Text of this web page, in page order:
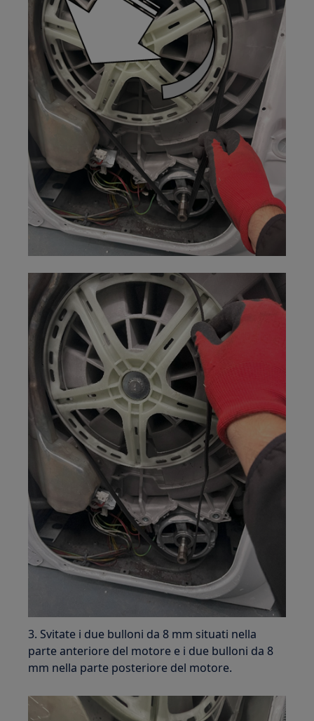
3. Svitate i due bulloni da 8 mm situati nella
parte anteriore del motore e i due bulloni da 8
mm nella parte posteriore del motore.